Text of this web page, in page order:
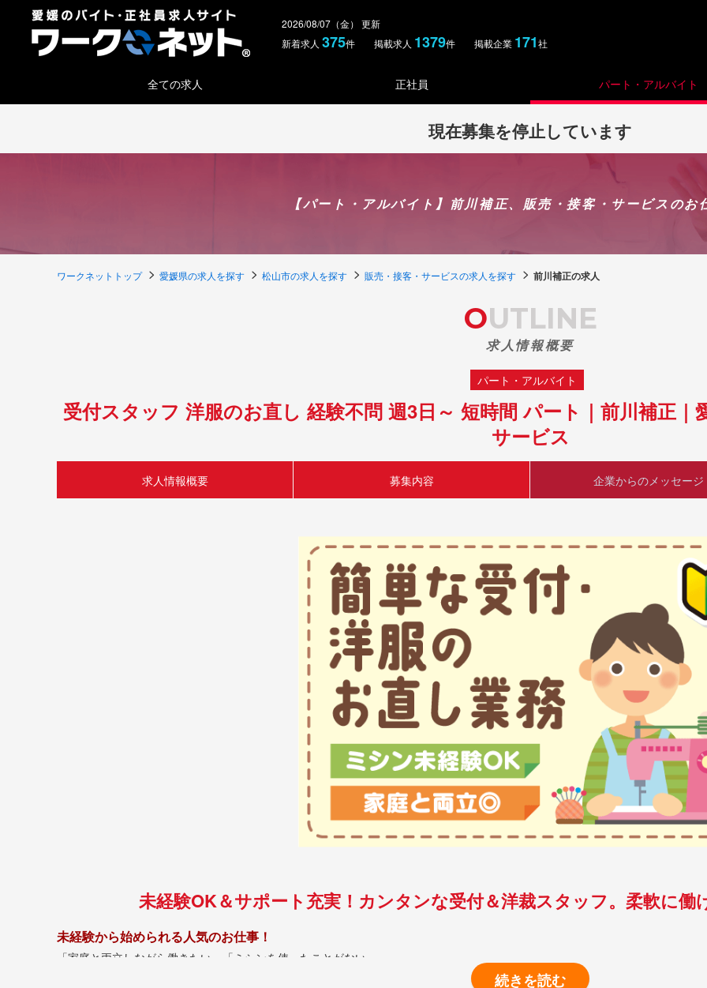
2026/08/07（金） 更新
新着求人 375件 掲載求人 1379件 掲載企業 171社
全ての求人 正社員 パート・アルバイト
現在募集を停止しています
【パート・アルバイト】前川補正、販売・接客・サービスのお
ワークネットトップ 愛媛県の求人を探す 松山市の求人を探す 販売・接客・サービスの求人を探す 前川補正の求人
OUTLINE
求人情報概要
パート・アルバイト
受付スタッフ 洋服のお直し 経験不問 週3日～ 短時間 パート｜前川補正｜
サービス
求人情報概要 募集内容 企業からのメッセージ
未経験OK＆サポート充実！カンタンな受付＆洋裁スタッフ。柔軟に
未経験から始められる人気のお仕事！
「家庭と両立しながら働きたい」「ミシンを使ったことがない…」